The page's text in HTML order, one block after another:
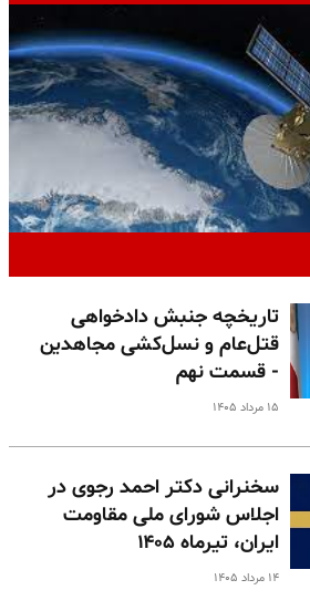
تاریخچه جنبش دادخواهی
قتل‌عام و نسل‌کشی مجاهدین
- قسمت نهم
۱۵ مرداد ۱۴۰۵
سخنرانی دکتر احمد رجوی در
اجلاس شورای ملی مقاومت
ایران، تیرماه ۱۴۰۵
۱۴ مرداد ۱۴۰۵